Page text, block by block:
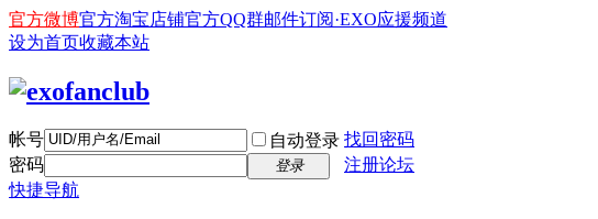
官方微博官方淘宝店铺官方QQ群邮件订阅·EXO应援频道
设为首页收藏本站
帐号 自动登录 找回密码
密码
登录
注册论坛
快捷导航